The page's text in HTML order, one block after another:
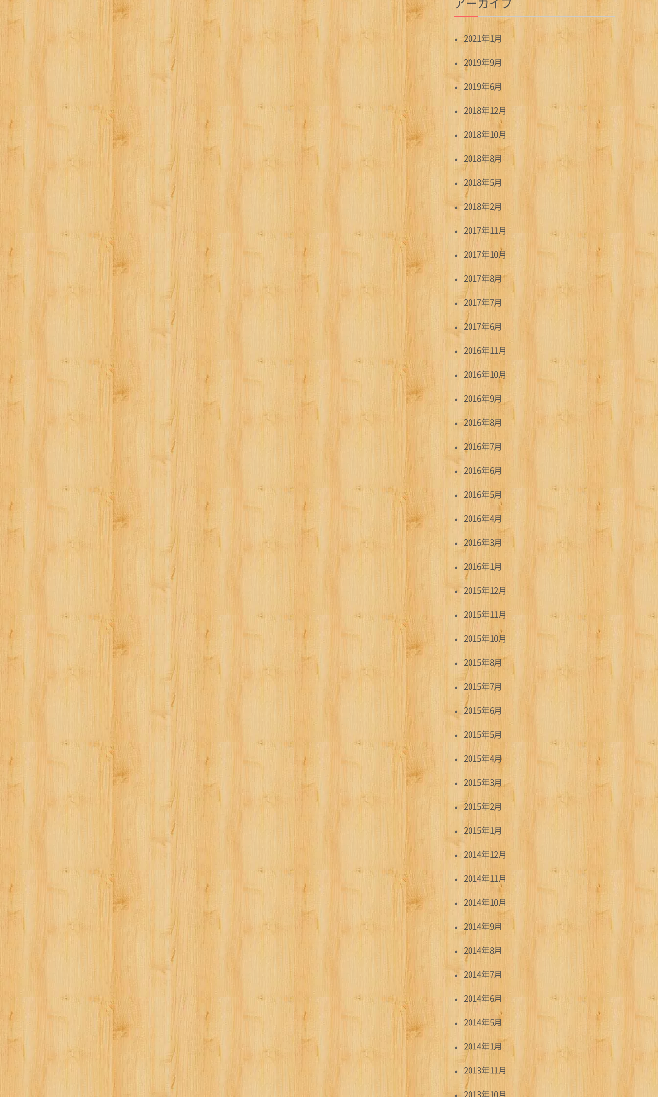
ゲ
ン
2021年1月
2019年9月
2019年6月
2018年12月
2018年10月
2018年8月
2018年5月
2018年2月
2017年11月
2017年10月
2017年8月
2017年7月
2017年6月
2016年11月
2016年10月
2016年9月
2016年8月
2016年7月
2016年6月
2016年5月
2016年4月
2016年3月
2016年1月
2015年12月
2015年11月
2015年10月
2015年8月
2015年7月
2015年6月
2015年5月
2015年4月
2015年3月
2015年2月
2015年1月
2014年12月
2014年11月
2014年10月
2014年9月
2014年8月
2014年7月
2014年6月
2014年5月
2014年1月
2013年11月
2013年10月